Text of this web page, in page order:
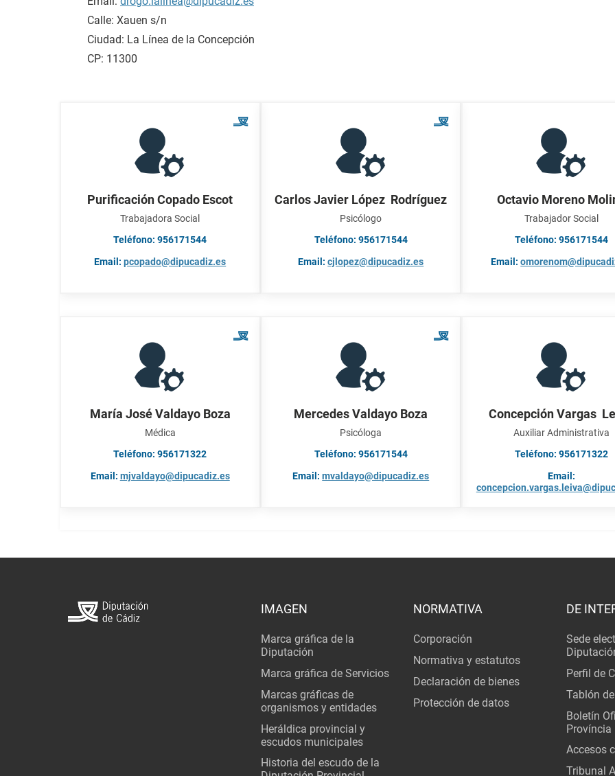
Calle: Xauen s/n
Ciudad: La Línea de la Concepción
CP: 11300
Purificación Copado Escot
Trabajadora Social
Teléfono: 956171544
Email:pcopado@dipucadiz.es
Carlos Javier López Rodríguez
Psicólogo
Teléfono: 956171544
Email:cjlopez@dipucadiz.es
Octavio Moreno
Trabajador Social
Teléfono: 956171544
Email:
María José Valdayo Boza
Médica
Teléfono: 956171322
Email: mjvaldayo@dipucadiz.es
Mercedes Valdayo Boza
Psicóloga
Teléfono: 956171544
Email:mvaldayo@dipucadiz.es
Concepción Vargas
Auxiliar Administrativa
Teléfono: 956171322
Email:
IMAGEN
Marca gráfica de la
Diputación
Marca gráfica de Servicios
Marcas gráficas de
organismos y entidades
Heráldica provincial y
escudos municipales
Historia del escudo de la
NORMATIVA
Corporación
Normativa y estatutos
Declaración de bienes
Protección de datos
DE
Sede
Perfil de
Tablón
Boletín
Província
Accesos
Tribunal